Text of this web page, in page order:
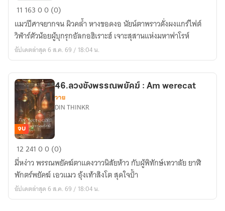
47.วิฬาร์
จารี
:
Am
werecat!
11 16300 (0)
แมวปีศาจยากจน ผิวคล้ำ หางขอดงอ นัยน์ตาพราวดั่งผงแกร์ไฟต์
วิฬาร์ตัวน้อยผู้บุกรุกอัลกอฮิเราะฮ์ เจาะสุสานแห่งมหาฟาโรห์
อัปเดตล่าสุด 6 ส.ค. 69 / 18:04 น.
46.ลวง
ขัง
พรรณ
พยัคฆ์
:
จบ
46.ลวงขังพรรณพยัคฆ์ : Am werecat
วาย
DIN THINKR
1224100 (0)
มี่หง่าว พรรณพยัคฆ์ตาแดงวาวนิสัยห้าว กับผู้พิทักษ์เทวาลัย ยาฬิ
พักตร์พยัคฆ์ เอวแมว อุ้งเท้าสิงโต สุดใจป้ำ
อัปเดตล่าสุด 6 ส.ค. 69 / 18:04 น.